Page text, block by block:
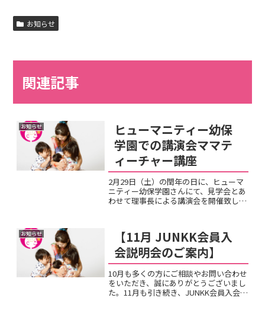
お知らせ
関連記事
お知らせ
ヒューマニティー幼保
学園での講演会ママテ
ィーチャー講座
2月29日（土）の閏年の日に、ヒューマ
ニティー幼保学園さんにて、見学会とあ
わせて理事長による講演会を開催致しま
り、この時期にだからこそ、どういった
環境が子ども達の生まれ持...
お知らせ
【11月 JUNKK会員入
会説明会のご案内】
10月も多くの方にご相談やお問い合わせ
をいただき、誠にありがとうございまし
た。11月も引き続き、JUNKK会員入会説